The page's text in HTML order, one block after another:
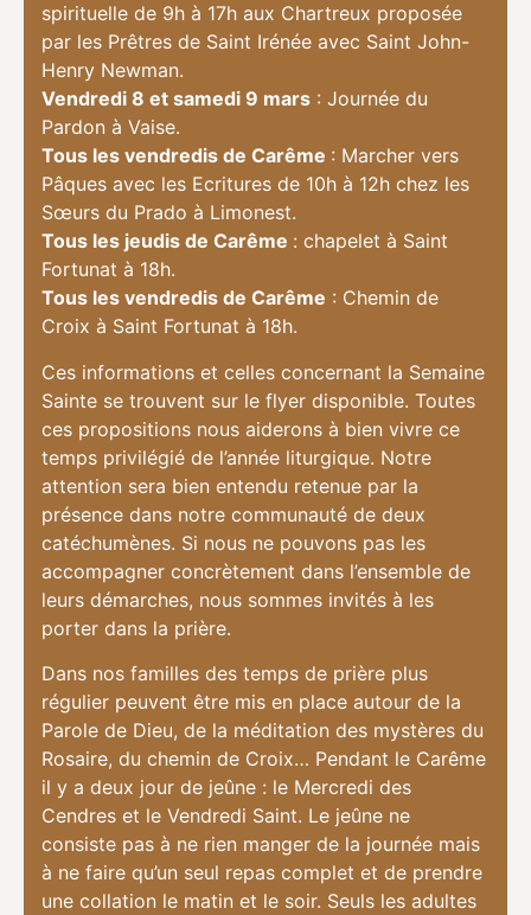
spirituelle de 9h à 17h aux Chartreux proposée
par les Prêtres de Saint Irénée avec Saint John-
Henry Newman.
Vendredi 8 et samedi 9 mars : Journée du
Pardon à Vaise.
Tous les vendredis de Carême : Marcher vers
Pâques avec les Ecritures de 10h à 12h chez les
Sœurs du Prado à Limonest.
Tous les jeudis de Carême : chapelet à Saint
Fortunat à 18h.
Tous les vendredis de Carême : Chemin de
Croix à Saint Fortunat à 18h.
Ces informations et celles concernant la Semaine
Sainte se trouvent sur le flyer disponible. Toutes
ces propositions nous aiderons à bien vivre ce
temps privilégié de l’année liturgique. Notre
attention sera bien entendu retenue par la
présence dans notre communauté de deux
catéchumènes. Si nous ne pouvons pas les
accompagner concrètement dans l’ensemble de
leurs démarches, nous sommes invités à les
porter dans la prière.
Dans nos familles des temps de prière plus
régulier peuvent être mis en place autour de la
Parole de Dieu, de la méditation des mystères du
Rosaire, du chemin de Croix… Pendant le Carême
il y a deux jour de jeûne : le Mercredi des
Cendres et le Vendredi Saint. Le jeûne ne
consiste pas à ne rien manger de la journée mais
à ne faire qu’un seul repas complet et de prendre
une collation le matin et le soir. Seuls les adultes